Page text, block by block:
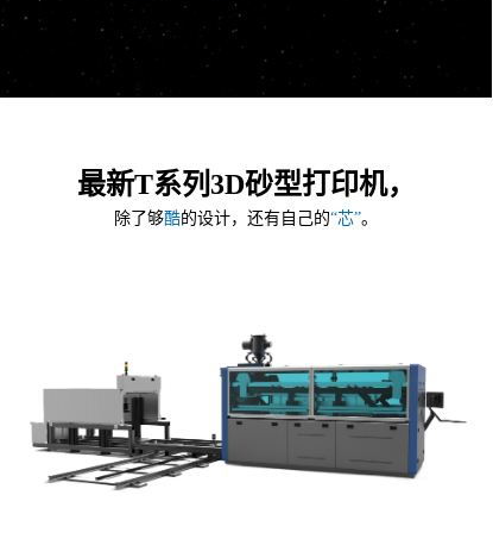
最新T系列3D砂型打印机，
除了够酷的设计，还有自己的“芯”。